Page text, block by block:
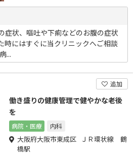
症状、嘔吐や下痢などのお腹の症状
時にはすぐに当クリニックへご相談
...
追加
働き盛りの健康管理で健やかな老後
を
病院・医療 内科
大阪府大阪市東成区 ＪＲ環状線 鶴
橋駅